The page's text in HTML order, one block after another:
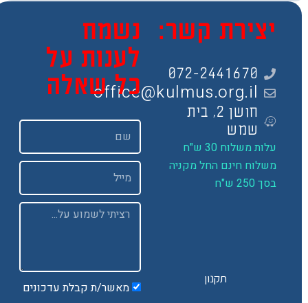
קשר:
072-2441670
office@kulmus.org.il
חושן 2, בית
שמש
משלוח 30 ש"ח
חינם החל מקניה
נשמח
לענות על
כל שאלה
Email
Message
מאשר/ת קבלת עדכונים